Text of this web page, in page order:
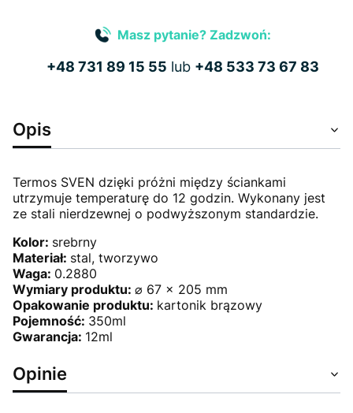
Masz pytanie? Zadzwoń:
+48 731 89 15 55 lub +48 533 73 67 83
Opis
Termos SVEN dzięki próżni między ściankami
utrzymuje temperaturę do 12 godzin. Wykonany jest
ze stali nierdzewnej o podwyższonym standardzie.
Kolor: srebrny
Materiał: stal, tworzywo
Waga: 0.2880
Wymiary produktu: ⌀ 67 x 205 mm
Opakowanie produktu: kartonik brązowy
Pojemność: 350ml
Gwarancja: 12ml
Opinie